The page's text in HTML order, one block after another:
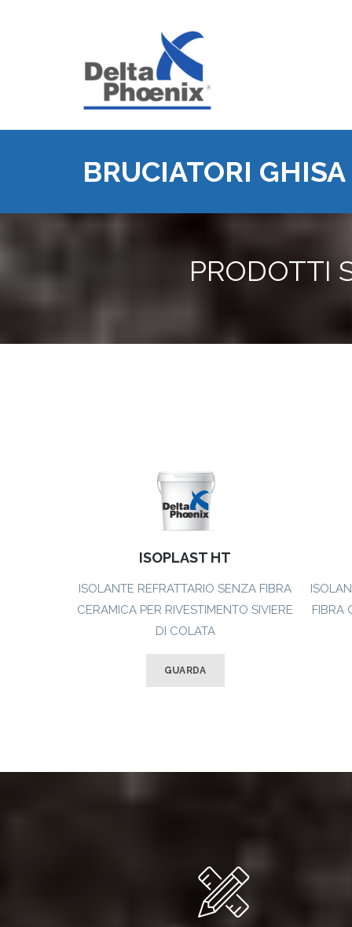
BRUCIATORI GHISA
PRODOTTI
ISOPLAST HT
ISOLANTE REFRATTARIO SENZA FIBRA
CERAMICA PER RIVESTIMENTO SIVIERE
DI COLATA
GUARDA
FIBRA